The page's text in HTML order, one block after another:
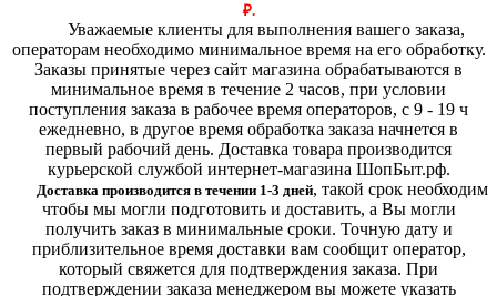
₽.
Уважаемые клиенты для выполнения вашего заказа,
операторам необходимо минимальное время на его обработку.
Заказы принятые через сайт магазина обрабатываются в
минимальное время в течение 2 часов, при условии
поступления заказа в рабочее время операторов, с 9 - 19 ч
ежедневно, в другое время обработка заказа начнется в
первый рабочий день. Доставка товара производится
курьерской службой интернет-магазина ШопБыт.рф.
Доставка производится в течении 1-3 дней, такой срок необходим
чтобы мы могли подготовить и доставить, а Вы могли
получить заказ в минимальные сроки. Точную дату и
приблизительное время доставки вам сообщит оператор,
который свяжется для подтверждения заказа. При
подтверждении заказа менеджером вы можете указать